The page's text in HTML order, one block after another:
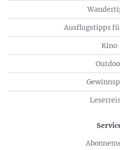
Ausflugstipps
Kino